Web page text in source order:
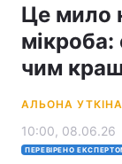
Це мило
мікроба:
чим
АЛЬОНА
10:00, 08.06.26
ПЕРЕВІРЕНО